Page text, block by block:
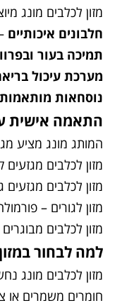
מזון לכלבים מונג
חלבונים איכותיים
תמיכה בעור
מערכת עיכול
נוסחאות מותאמות
התאמה אישית
המותג מונג מציע
מזון לכלבים
מזון לכלבים
מזון לגורים –
מזון לכלבים
למה לבחור
מזון לכלבים מונג
חומרים משמרים או